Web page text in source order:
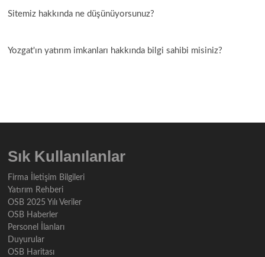
Sitemiz hakkında ne düşünüyorsunuz?
Yozgat'ın yatırım imkanları hakkında bilgi sahibi misiniz?
Sık Kullanılanlar
Firma İletişim Bilgileri
Yatırım Rehberi
OSB 2025 Yılı Veriler
OSB Haberler
Personel İlanları
Duyurular
OSB Haritası